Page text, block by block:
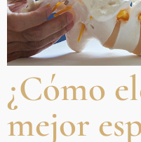
¿Cómo
mejor